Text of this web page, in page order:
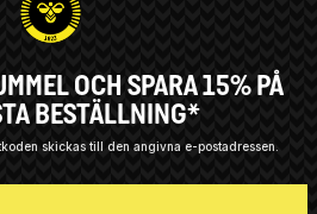
OCH SPARA 15% PÅ
BESTÄLLNING*
skickas till den angivna e-postadressen.